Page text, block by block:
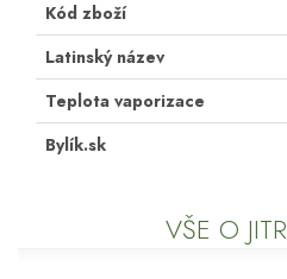
Kód zboží
Latinský název
Teplota vaporizace
Bylík.sk
VŠE O